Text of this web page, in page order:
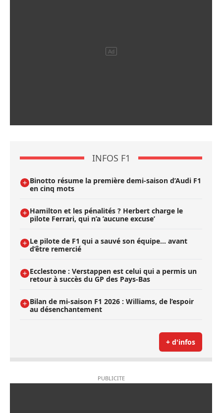
INFOS F1
Binotto résume la première demi-saison d’Audi F1
en cinq mots
Hamilton et les pénalités ? Herbert charge le
pilote Ferrari, qui n’a ’aucune excuse’
Le pilote de F1 qui a sauvé son équipe… avant
d’être remercié
Ecclestone : Verstappen est celui qui a permis un
retour à succès du GP des Pays-Bas
Bilan de mi-saison F1 2026 : Williams, de l’espoir
au désenchantement
+ d'infos